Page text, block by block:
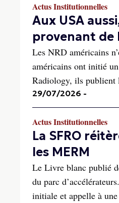
Actus Institutionnelles
Aux USA
provenant de
Les NRD américains
américains ont initié
Radiology, ils publient
29/07/2026 -
Actus Institutionnelles
La SFRO
les MERM
Le Livre blanc publié
du parc
initiale et appelle à